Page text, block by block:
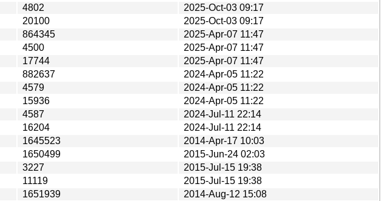
4802
2025-Oct-03 09:17
20100
2025-Oct-03 09:17
864345
2025-Apr-07 11:47
4500
2025-Apr-07 11:47
17744
2025-Apr-07 11:47
882637
2024-Apr-05 11:22
4579
2024-Apr-05 11:22
15936
2024-Apr-05 11:22
4587
2024-Jul-11 22:14
16204
2024-Jul-11 22:14
1645523
2014-Apr-17 10:03
1650499
2015-Jun-24 02:03
3227
2015-Jul-15 19:38
11119
2015-Jul-15 19:38
1651939
2014-Aug-12 15:08